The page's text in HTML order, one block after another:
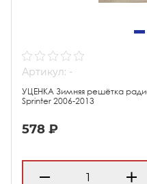
Артикул: -
УЦЕНКА Зимняя решётка
Sprinter 2006-2013
578 ₽